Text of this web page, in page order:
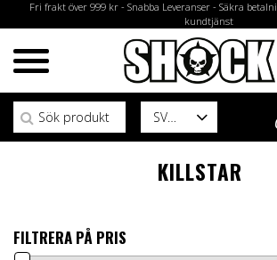
Fri frakt över 999 kr - Snabba Leveranser - Säkra
kundtjänst
SV
Sök efter:
KILLSTAR
FILTRERA PÅ PRIS